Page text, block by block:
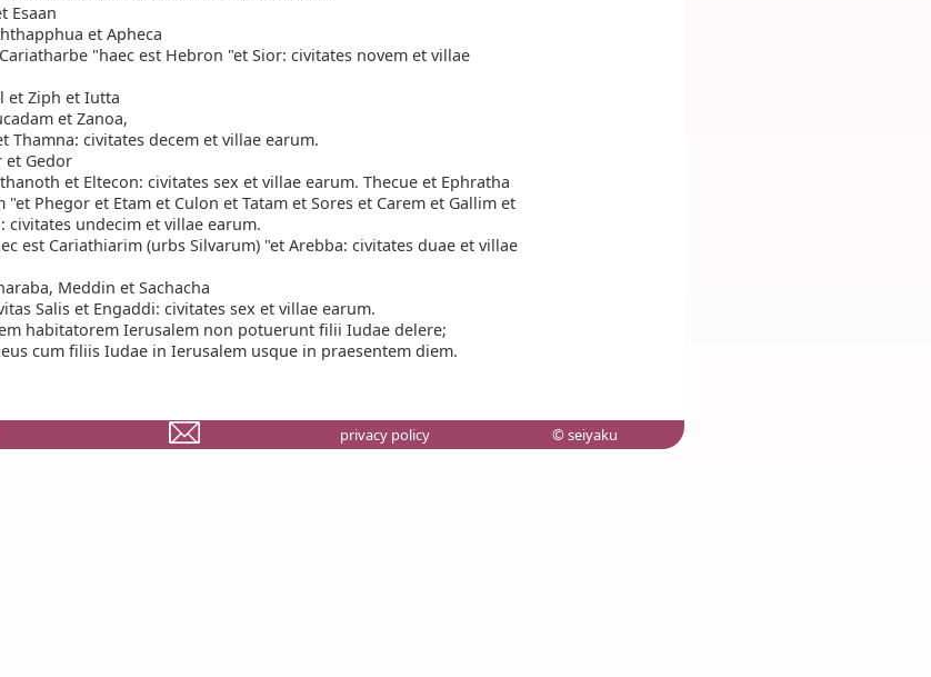
Esaan
et Apheca
"haec est Hebron "et Sior: civitates novem et villae
et Ziph et Iutta
et Zanoa,
Thamna: civitates decem et villae earum.
et Gedor
et Eltecon: civitates sex et villae earum. Thecue et Ephratha
"et Phegor et Etam et Culon et Tatam et Sores et Carem et Gallim et
civitates undecim et villae earum.
est Cariathiarim (urbs Silvarum) "et Arebba: civitates duae et villae
Meddin et Sachacha
Salis et Engaddi: civitates sex et villae earum.
habitatorem Ierusalem non potuerunt filii Iudae delere;
cum filiis Iudae in Ierusalem usque in praesentem diem.
privacy policy © seiyaku